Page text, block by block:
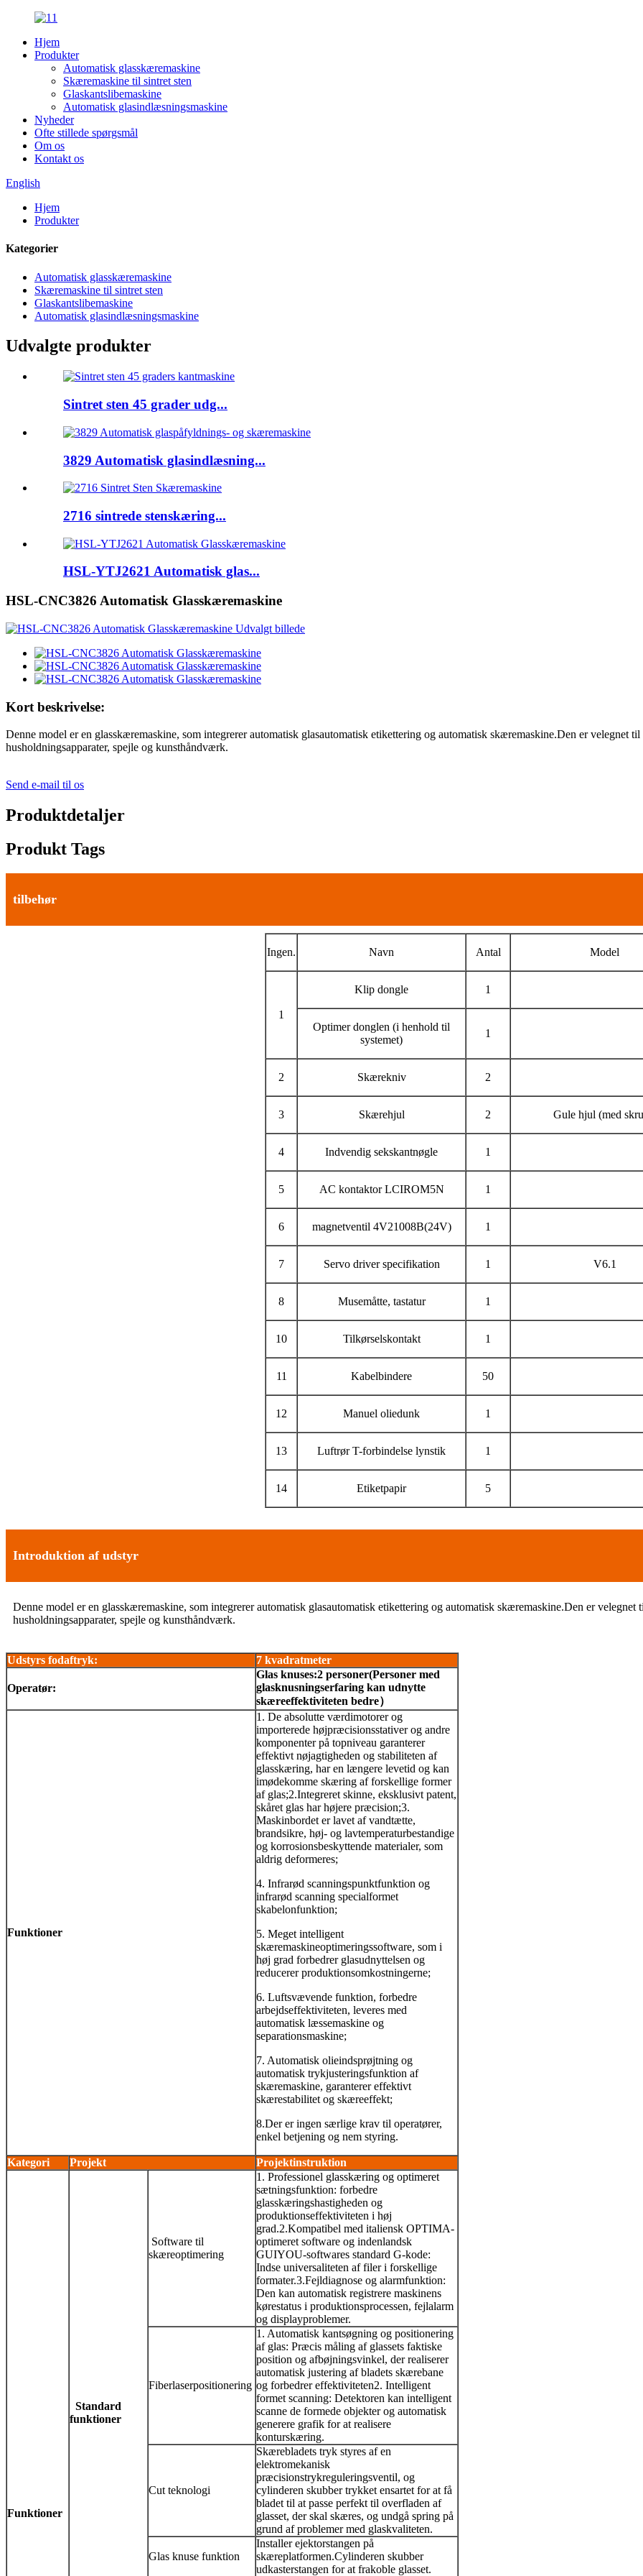
Hjem
Produkter
Automatisk glasskæremaskine
Skæremaskine til sintret sten
Glaskantslibemaskine
Automatisk glasindlæsningsmaskine
Nyheder
Ofte stillede spørgsmål
Om os
Kontakt os
English
Hjem
Produkter
Kategorier
Automatisk glasskæremaskine
Skæremaskine til sintret sten
Glaskantslibemaskine
Automatisk glasindlæsningsmaskine
Udvalgte produkter
Sintret sten 45 grader udg...
3829 Automatisk glasindlæsning...
2716 sintrede stenskæring...
HSL-YTJ2621 Automatisk glas...
HSL-CNC3826 Automatisk Glasskæremaskine
Kort beskrivelse:
Denne model er en glasskæremaskine, som integrerer automatisk glasautomatisk etikettering og automatisk skæremaskine.Den er velegnet
husholdningsapparater, spejle og kunsthåndværk.
Send e-mail til os
Produktdetaljer
Produkt Tags
tilbehør
Ingen. Navn Antal Model
1
Klip dongle 1
Optimer donglen (i henhold til
systemet)
1
2 Skærekniv 2
3 Skærehjul 2 Gule hjul (med
4 Indvendig sekskantnøgle 1
5 AC kontaktor LCIROM5N 1
6 magnetventil 4V21008B(24V) 1
7 Servo driver specifikation 1 V6.1
8 Musemåtte, tastatur 1
10 Tilkørselskontakt 1
11 Kabelbindere 50
12 Manuel oliedunk 1
13 Luftrør T-forbindelse lynstik 1
14 Etiketpapir 5
Introduktion af udstyr
Denne model er en glasskæremaskine, som integrerer automatisk glasautomatisk etikettering og automatisk skæremaskine.Den er
husholdningsapparater, spejle og kunsthåndværk.
Udstyrs fodaftryk: 7 kvadratmeter
Operatør:
Glas knuses:2 personer(Personer med
glasknusningserfaring kan udnytte
skæreeffektiviteten bedre）
Funktioner
1. De absolutte værdimotorer og
importerede højpræcisionsstativer og andre
komponenter på topniveau garanterer
effektivt nøjagtigheden og stabiliteten af ​​
glasskæring, har en længere levetid og kan
imødekomme skæring af forskellige former
af glas;2.Integreret skinne, eksklusivt patent,
skåret glas har højere præcision;3.
Maskinbordet er lavet af vandtætte,
brandsikre, høj- og lavtemperaturbestandige
og korrosionsbeskyttende materialer, som
aldrig deformeres;
4. Infrarød scanningspunktfunktion og
infrarød scanning specialformet
skabelonfunktion;
5. Meget intelligent
skæremaskineoptimeringssoftware, som i
høj grad forbedrer glasudnyttelsen og
reducerer produktionsomkostningerne;
6. Luftsvævende funktion, forbedre
arbejdseffektiviteten, leveres med
automatisk læssemaskine og
separationsmaskine;
7. Automatisk olieindsprøjtning og
automatisk trykjusteringsfunktion af
skæremaskine, garanterer effektivt
skærestabilitet og skæreeffekt;
8.Der er ingen særlige krav til operatører,
enkel betjening og nem styring.
Kategori Projekt Projektinstruktion
Funktioner
Standard
funktioner
Software til
skæreoptimering
1. Professionel glasskæring og optimeret
sætningsfunktion: forbedre
glasskæringshastigheden og
produktionseffektiviteten i høj
grad.2.Kompatibel med italiensk OPTIMA-
optimeret software og indenlandsk
GUIYOU-softwares standard G-kode:
Indse universaliteten af ​​filer i forskellige
formater.3.Fejldiagnose og alarmfunktion:
Den kan automatisk registrere maskinens
kørestatus i produktionsprocessen, fejlalarm
og displayproblemer.
Fiberlaserpositionering
1. Automatisk kantsøgning og positionering
af glas: Præcis måling af glassets faktiske
position og afbøjningsvinkel, der realiserer
automatisk justering af bladets skærebane
og forbedrer effektiviteten2. Intelligent
formet scanning: Detektoren kan intelligent
scanne de formede objekter og automatisk
generere grafik for at realisere
konturskæring.
Cut teknologi
Skærebladets tryk styres af en
elektromekanisk
præcisionstrykreguleringsventil, og
cylinderen skubber trykket ensartet for at få
bladet til at passe perfekt til overfladen af ​​
glasset, der skal skæres, og undgå spring på
grund af problemer med glaskvaliteten.
Glas knuse funktion
Installer ejektorstangen på
skæreplatformen.Cylinderen skubber
udkasterstangen for at frakoble glasset.